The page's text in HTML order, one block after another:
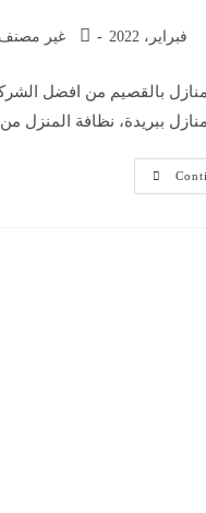
غير مصنف
ببريدة، نظافة المنزل
ما
هى